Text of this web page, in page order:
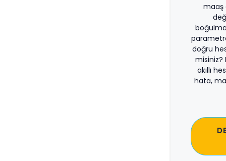
maaş
doğru
misiniz?
akıllı
hata,